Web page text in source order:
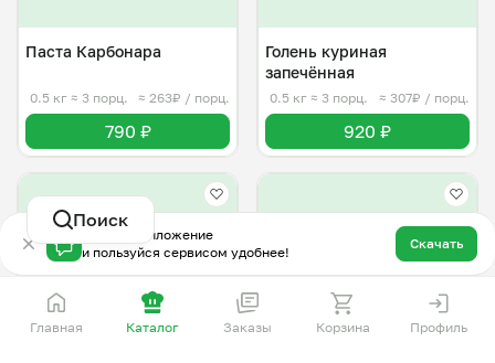
Поиск
Паста Карбонара
0.5 кг ≈ 3 порц. ≈ 263₽ / порц.
790 ₽
Голень куриная
запечëнная
0.5 кг ≈ 3 порц. ≈ 307₽ / порц.
920 ₽
Скачай приложение
и пользуйся сервисом удобнее!
Скачать
Главная Каталог Заказы Корзина Профиль